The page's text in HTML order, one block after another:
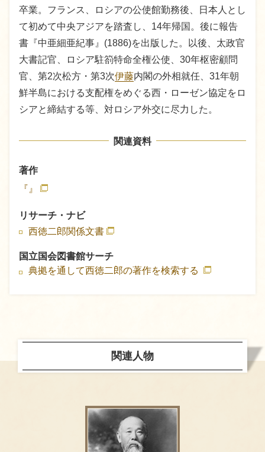
卒業。フランス、ロシアの公使館勤務後、日本人とし
て初めて中央アジアを踏査し、14年帰国。後に報告
書『中亜細亜紀事』(1886)を出版した。以後、太政官
大書記官、ロシア駐箚特命全権公使、30年枢密顧問
官、第2次松方・第3次伊藤内閣の外相就任、31年朝
鮮半島における支配権をめぐる西・ローゼン協定をロ
シアと締結する等、対ロシア外交に尽力した。
関連資料
著作
『』
リサーチ・ナビ
西徳二郎関係文書
国立国会図書館サーチ
典拠を通して西徳二郎の著作を検索する
関連人物